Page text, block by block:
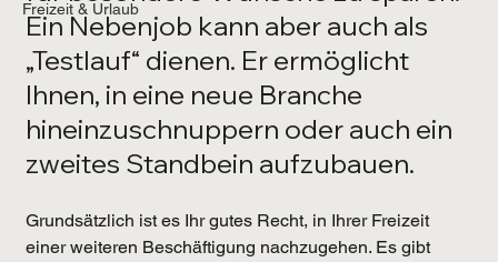
Freizeit & Urlaub
Ein Nebenjob kann aber auch als
„Testlauf“ dienen. Er ermöglicht
Ihnen, in eine neue Branche
hineinzuschnuppern oder auch ein
zweites Standbein aufzubauen.
Grundsätzlich ist es Ihr gutes Recht, in Ihrer Freizeit
einer weiteren Beschäftigung nachzugehen. Es gibt